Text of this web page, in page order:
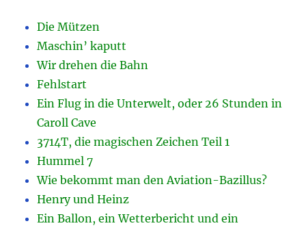
Die Mützen
Maschin’ kaputt
Wir drehen die Bahn
Fehlstart
Ein Flug in die Unterwelt, oder 26 Stunden in
Caroll Cave
3714T, die magischen Zeichen Teil 1
Hummel 7
Wie bekommt man den Aviation-Bazillus?
Henry und Heinz
Ein Ballon, ein Wetterbericht und ein